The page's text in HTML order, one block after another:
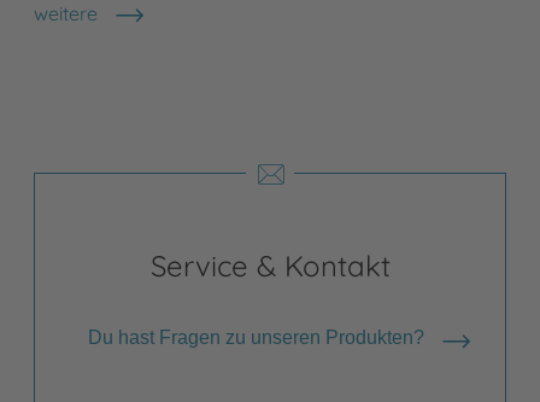
weitere
Shops anzeigen
Service & Kontakt
Du hast Fragen zu unseren Produkten?